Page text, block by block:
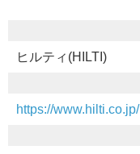
ヒルティ(HILTI)
https://www.hilti.co.jp/